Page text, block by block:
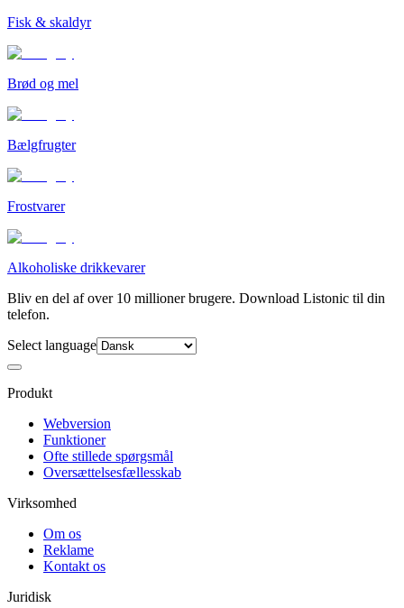
Fisk & skaldyr
Brød og mel
Bælgfrugter
Frostvarer
Alkoholiske drikkevarer
Bliv en del af over 10 millioner brugere. Download Listonic til din
telefon.
Select language
Produkt
Webversion
Funktioner
Ofte stillede spørgsmål
Oversættelsesfællesskab
Virksomhed
Om os
Reklame
Kontakt os
Juridisk